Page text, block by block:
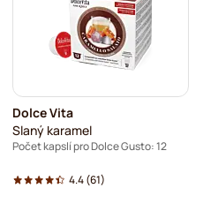
Dolce Vita
Slaný karamel
Počet kapslí pro Dolce Gusto: 12
4.4(61)